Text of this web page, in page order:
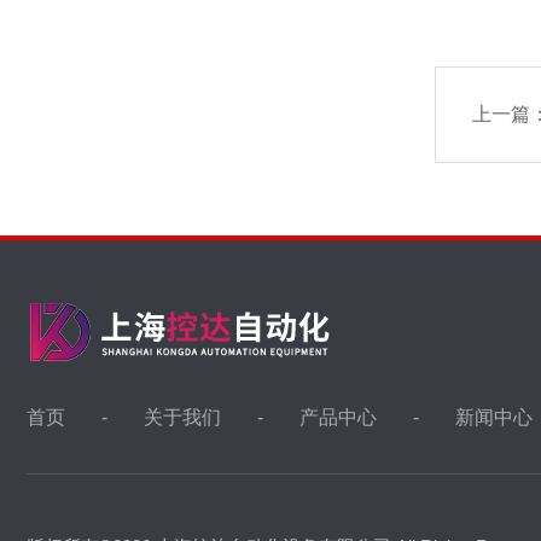
上一篇
首页 关于我们 产品中心 新闻中心